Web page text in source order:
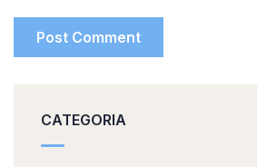
CATEGORIA